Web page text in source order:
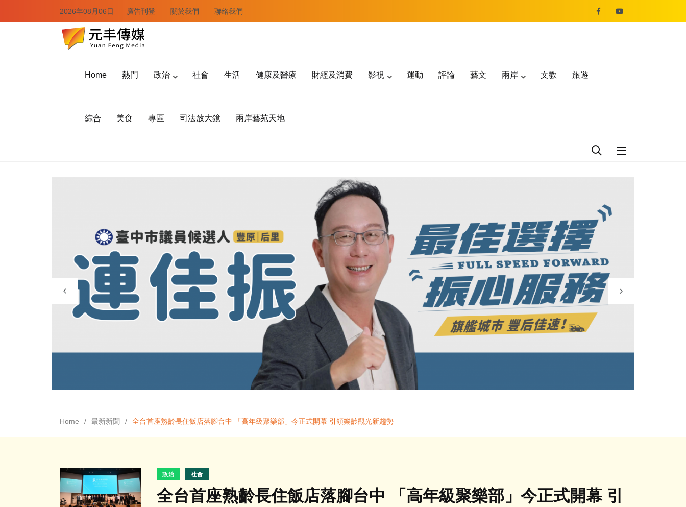
2026年08月06日 廣告刊登 關於我們 聯絡我們
Home 熱門 政治 社會 生活 健康及醫療 財經及消費 影視 運動 評論 藝文 兩岸 文教 旅遊
綜合 美食 專區 司法放大鏡 兩岸藝苑天地
Home 最新新聞 全台首座熟齡長住飯店落腳台中 「高年級聚樂部」今正式開幕 引領樂齡觀光新趨勢
政治 社會
全台首座熟齡長住飯店落腳台中 「高年級聚樂部」今正式開幕 引